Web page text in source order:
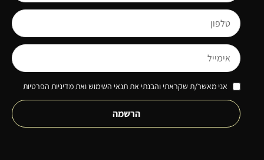
אני מאשר/ת שקראתי והבנתי את תנאי השימוש ואת מדיניות הפרטיות
הרשמה